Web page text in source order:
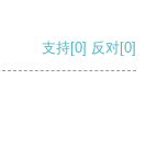
支持[0] 反对[0]